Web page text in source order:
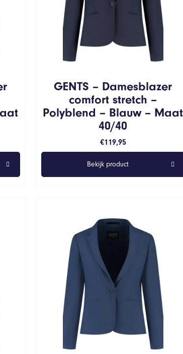
GENTS – Damesblazer
comfort stretch –
Polyblend – Blauw – Maat
40/40
€119,95
Bekijk product